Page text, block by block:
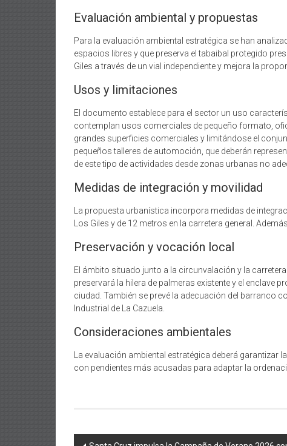
Evaluación ambiental y propuestas
Para la evaluación ambiental estratégica se han
espacios libres y que preserva el tabaibal protegido
Giles a través de un vial independiente y mejora la
Usos y limitaciones
El documento establece para el sector un uso
contemplan usos comerciales de pequeño formato,
grandes superficies comerciales y limitándose el
pequeños talleres de automoción, que deberán
de este tipo de actividades desde zonas urbanas no
Medidas de integración y movilidad
La propuesta urbanística incorpora medidas de
Los Giles y de 12 metros en la carretera general.
Preservación y vocación local
El ámbito situado junto a la circunvalación y la
preservará la hilera de palmeras existente y el enclave
ciudad. También se prevé la adecuación del barranco
Industrial de La Cazuela.
Consideraciones ambientales
La evaluación ambiental estratégica deberá
con pendientes más acusadas para adaptar la